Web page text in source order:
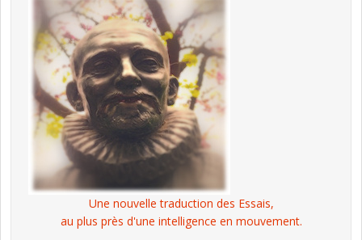
Une nouvelle traduction des Essais,
au plus près d'une intelligence en mouvement.